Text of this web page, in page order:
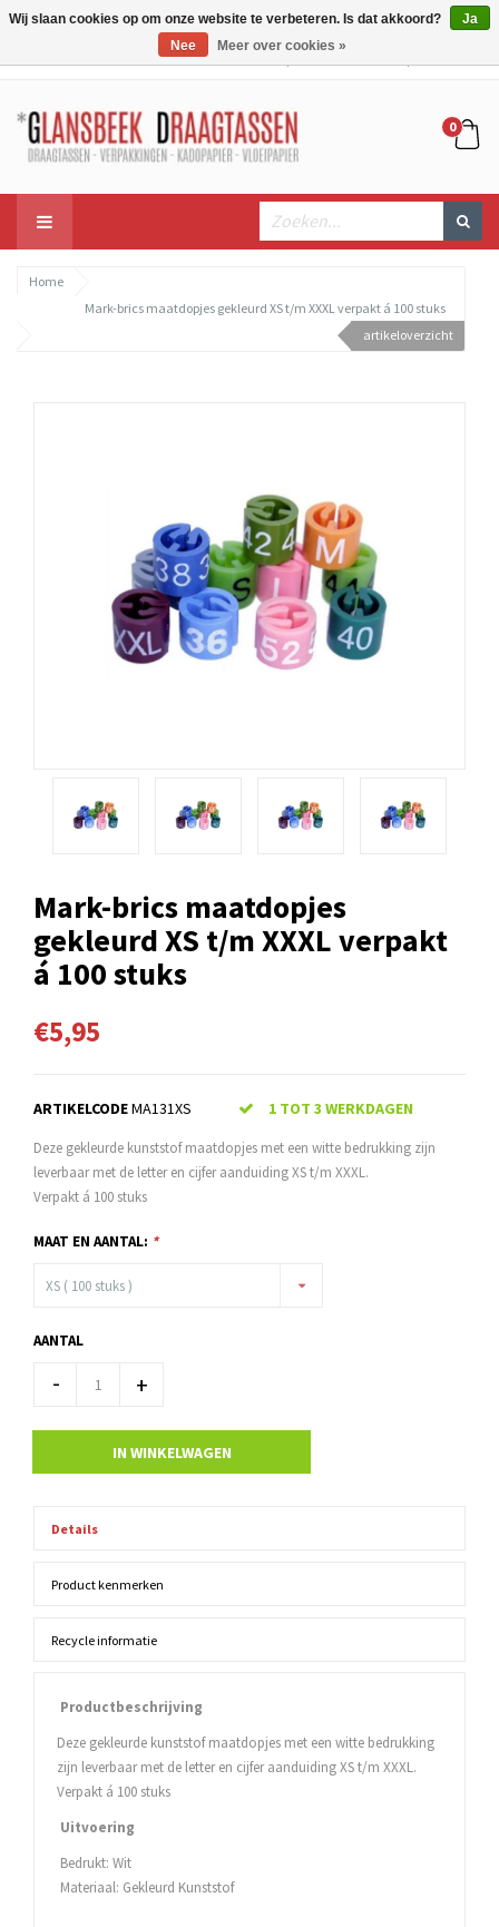
0
Home
Mark-brics maatdopjes gekleurd XS t/m XXXL verpakt á 100 stuks
artikeloverzicht
Mark-brics maatdopjes
gekleurd XS t/m XXXL verpakt
á 100 stuks
€5,95
ARTIKELCODEMA131XS 1 TOT 3 WERKDAGEN
Deze gekleurde kunststof maatdopjes met een witte bedrukking zijn
leverbaar met de letter en cijfer aanduiding XS t/m XXXL.
Verpakt á 100 stuks
MAAT EN AANTAL: *
XS ( 100 stuks )
AANTAL
- +
IN WINKELWAGEN
Details
Product kenmerken
Recycle informatie
Productbeschrijving
Deze gekleurde kunststof maatdopjes met een witte bedrukking
zijn leverbaar met de letter en cijfer aanduiding XS t/m XXXL.
Verpakt á 100 stuks
Uitvoering
Bedrukt: Wit
Materiaal: Gekleurd Kunststof
Wij slaan cookies op om onze website te verbeteren. Is dat akkoord?
Ja
Nee
Meer over cookies »